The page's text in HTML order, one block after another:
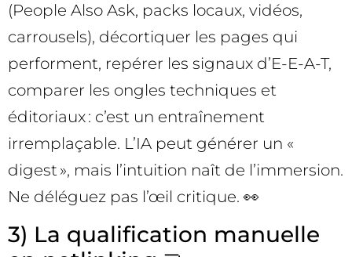
(People Also Ask, packs locaux, vidéos,
carrousels), décortiquer les pages qui
performent, repérer les signaux d’E-E-A-T,
comparer les ongles techniques et
éditoriaux : c’est un entraînement
irremplaçable. L’IA peut générer un «
digest », mais l’intuition naît de l’immersion.
Ne déléguez pas l’œil critique. 👀
3) La qualification manuelle